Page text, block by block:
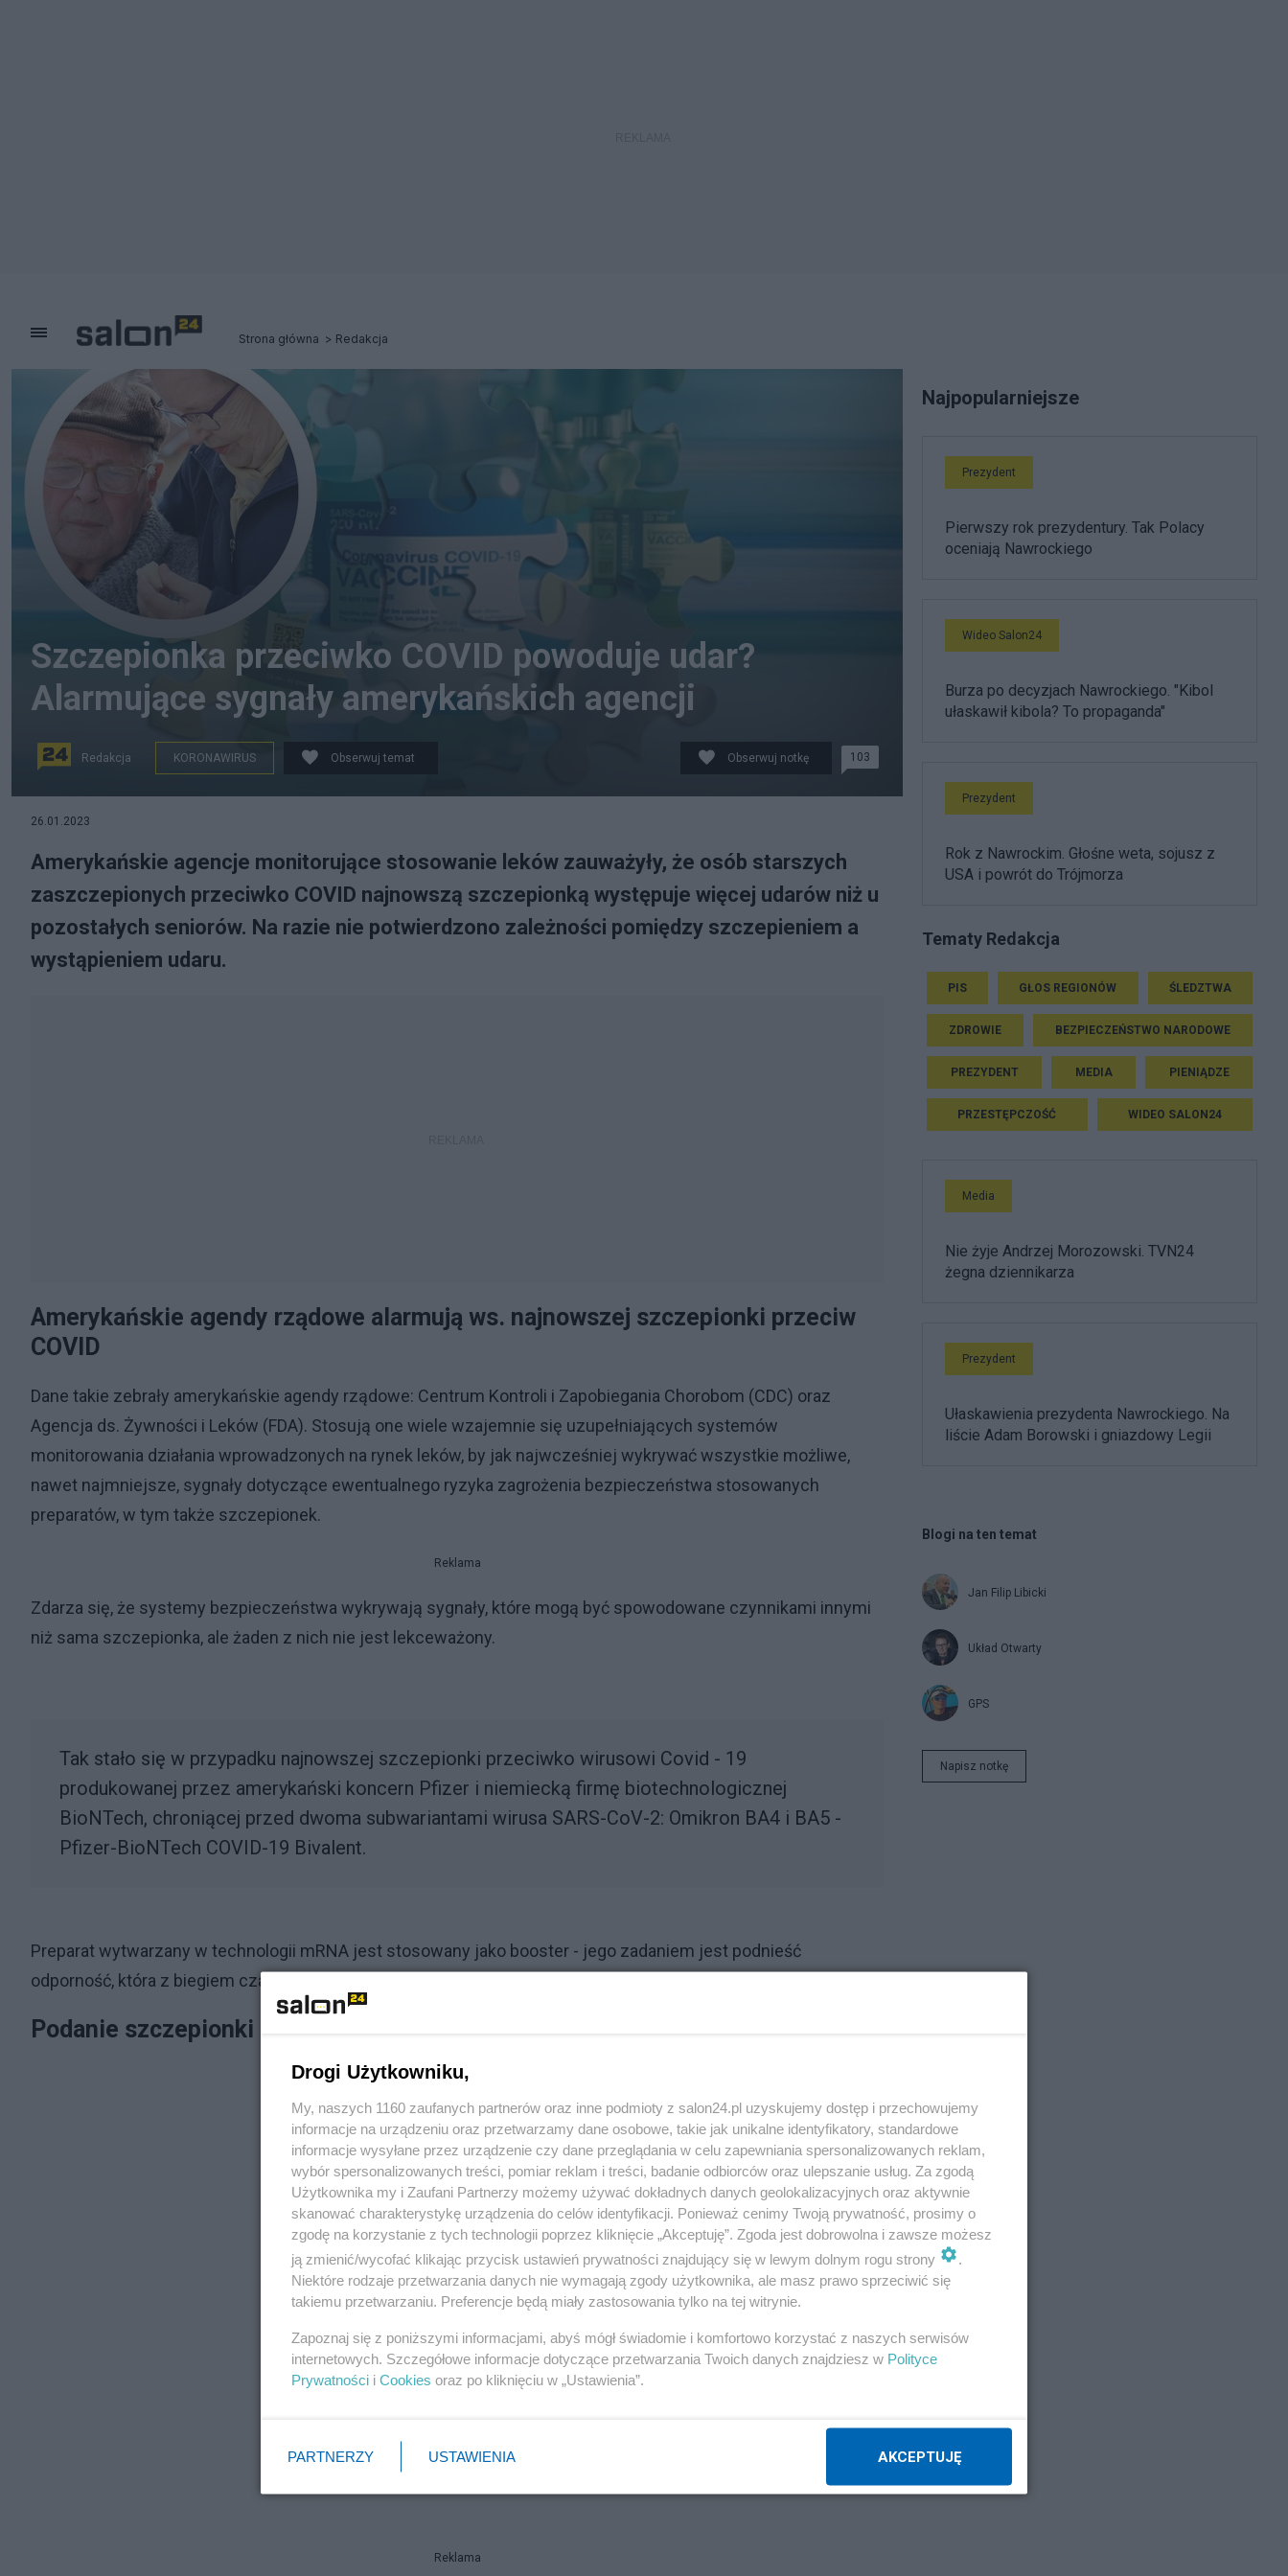
Strona główna Redakcja
Szczepionka przeciwko COVID powoduje udar?
Alarmujące sygnały amerykańskich agencji
Redakcja KORONAWIRUS Obserwuj temat Obserwuj notkę 103
26.01.2023
Amerykańskie agencje monitorujące stosowanie leków zauważyły, że osób starszych
zaszczepionych przeciwko COVID najnowszą szczepionką występuje więcej udarów niż u
pozostałych seniorów. Na razie nie potwierdzono zależności pomiędzy szczepieniem a
wystąpieniem udaru.
Amerykańskie agendy rządowe alarmują ws. najnowszej szczepionki przeciw
COVID
Dane takie zebrały amerykańskie agendy rządowe: Centrum Kontroli i Zapobiegania Chorobom (CDC) oraz
Agencja ds. Żywności i Leków (FDA). Stosują one wiele wzajemnie się uzupełniających systemów
monitorowania działania wprowadzonych na rynek leków, by jak najwcześniej wykrywać wszystkie możliwe,
nawet najmniejsze, sygnały dotyczące ewentualnego ryzyka zagrożenia bezpieczeństwa stosowanych
preparatów, w tym także szczepionek.
Reklama
Zdarza się, że systemy bezpieczeństwa wykrywają sygnały, które mogą być spowodowane czynnikami innymi
niż sama szczepionka, ale żaden z nich nie jest lekceważony.
Tak stało się w przypadku najnowszej szczepionki przeciwko wirusowi Covid - 19
produkowanej przez amerykański koncern Pfizer i niemiecką firmę biotechnologicznej
BioNTech, chroniącej przed dwoma subwariantami wirusa SARS-CoV-2: Omikron BA4 i BA5 -
Pfizer-BioNTech COVID-19 Bivalent.
Preparat wytwarzany w technologii mRNA jest stosowany jako booster - jego zadaniem jest podnieść
odporność, która z biegiem czasu spada po podawaniu dwóch wcześniejszych dawek szczepionki.
Podanie szczepionki a niedokrwienny udar mózgu
Reklama
Najpopularniejsze
Prezydent
Pierwszy rok prezydentury. Tak Polacy
oceniają Nawrockiego
Wideo Salon24
Burza po decyzjach Nawrockiego. "Kibol
ułaskawił kibola? To propaganda"
Prezydent
Rok z Nawrockim. Głośne weta, sojusz z
USA i powrót do Trójmorza
Tematy Redakcja
PIS GŁOS REGIONÓW ŚLEDZTWA
ZDROWIE BEZPIECZEŃSTWO NARODOWE
PREZYDENT MEDIA PIENIĄDZE
PRZESTĘPCZOŚĆ WIDEO SALON24
Media
Nie żyje Andrzej Morozowski. TVN24
żegna dziennikarza
Prezydent
Ułaskawienia prezydenta Nawrockiego. Na
liście Adam Borowski i gniazdowy Legii
Blogi na ten temat
Jan Filip Libicki
Układ Otwarty
GPS
Napisz notkę
Drogi Użytkowniku,
My, naszych 1160 zaufanych partnerów oraz inne podmioty z salon24.pl uzyskujemy dostęp i przechowujemy
informacje na urządzeniu oraz przetwarzamy dane osobowe, takie jak unikalne identyfikatory, standardowe
informacje wysyłane przez urządzenie czy dane przeglądania w celu zapewniania spersonalizowanych reklam,
wybór spersonalizowanych treści, pomiar reklam i treści, badanie odbiorców oraz ulepszanie usług. Za zgodą
Użytkownika my i Zaufani Partnerzy możemy używać dokładnych danych geolokalizacyjnych oraz aktywnie
skanować charakterystykę urządzenia do celów identyfikacji. Ponieważ cenimy Twoją prywatność, prosimy o
zgodę na korzystanie z tych technologii poprzez kliknięcie „Akceptuję”. Zgoda jest dobrowolna i zawsze możesz
ją zmienić/wycofać klikając przycisk ustawień prywatności znajdujący się w lewym dolnym rogu strony
.
Niektóre rodzaje przetwarzania danych nie wymagają zgody użytkownika, ale masz prawo sprzeciwić się
takiemu przetwarzaniu. Preferencje będą miały zastosowania tylko na tej witrynie.
Zapoznaj się z poniższymi informacjami, abyś mógł świadomie i komfortowo korzystać z naszych serwisów
internetowych. Szczegółowe informacje dotyczące przetwarzania Twoich danych znajdziesz w Polityce
Prywatności i Cookies oraz po kliknięciu w „Ustawienia”.
PARTNERZY USTAWIENIA AKCEPTUJĘ